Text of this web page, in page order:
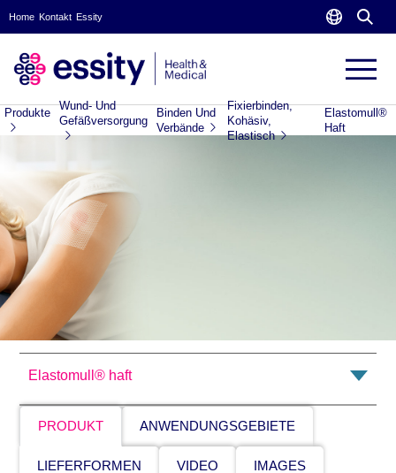
Home Kontakt Essity
Produkte
Wund- Und
Gefäßversorgung
Binden Und
Verbände
Fixierbinden,
Kohäsiv,
Elastisch
Elastomull®
Haft
Elastomull® haft
PRODUKT ANWENDUNGSGEBIETE
LIEFERFORMEN VIDEO IMAGES